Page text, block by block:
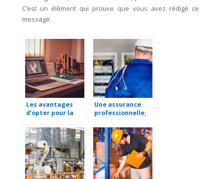
C’est un élément qui prouve que vous avez rédigé ce
message.
Les avantages
d’opter pour la
maintenance
d’applications
(TMA)
Une assurance
professionnelle,